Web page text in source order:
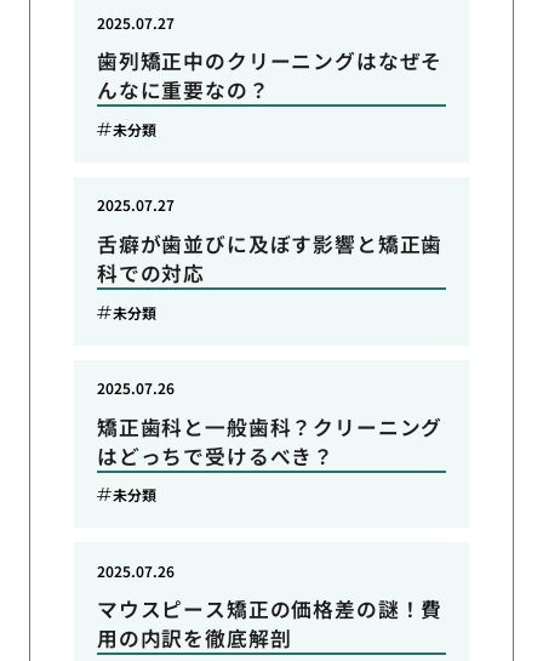
歯列矯正中のクリーニングはなぜそ
んなに重要なの？
2025.07.27
未分類
舌癖が歯並びに及ぼす影響と矯正歯
科での対応
2025.07.27
未分類
矯正歯科と一般歯科？クリーニング
はどっちで受けるべき？
2025.07.26
未分類
マウスピース矯正の価格差の謎！費
用の内訳を徹底解剖
2025.07.26